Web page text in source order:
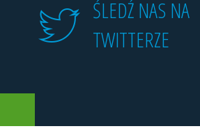
ŚLEDŹ NAS NA
TWITTERZE